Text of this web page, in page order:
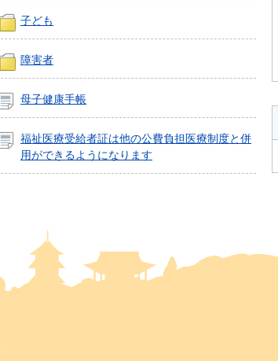
子ども
障害者
母子健康手帳
福祉医療受給者証は他の公費負担医療制度と併
用ができるようになります